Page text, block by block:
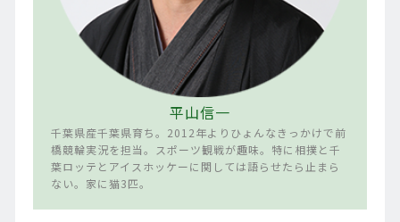
平山信一
千葉県産千葉県育ち。2012年よりひょんなきっかけで前
橋競輪実況を担当。スポーツ観戦が趣味。特に相撲と千
葉ロッテとアイスホッケーに関しては語らせたら止まら
ない。家に猫3匹。